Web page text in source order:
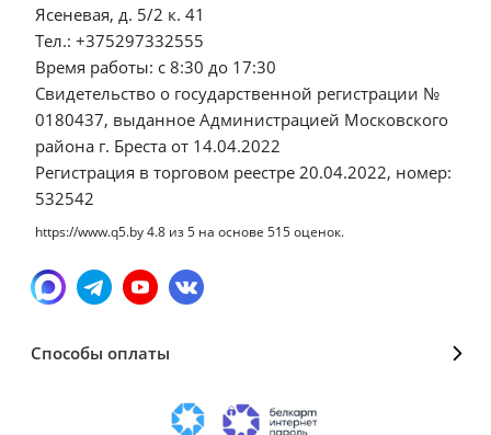
Ясеневая, д. 5/2 к. 41
Тел.: +375297332555
Время работы: с 8:30 до 17:30
Свидетельство о государственной регистрации №
0180437, выданное Администрацией Московского
района г. Бреста от 14.04.2022
Регистрация в торговом реестре 20.04.2022, номер:
532542
https://www.q5.by4.8 из5 на основе 515оценок.
Способы оплаты